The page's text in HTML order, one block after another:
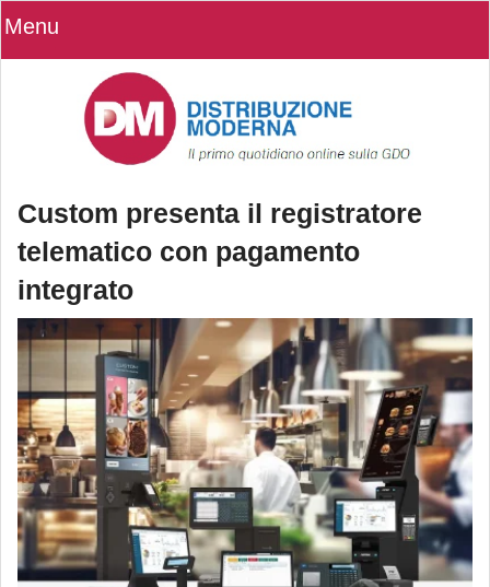
Menu
Custom presenta il registratore
telematico con pagamento
integrato